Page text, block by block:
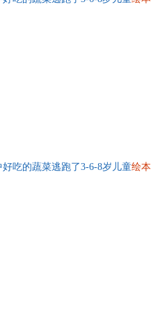
吃的蔬菜逃跑了3-6-8岁儿童绘本